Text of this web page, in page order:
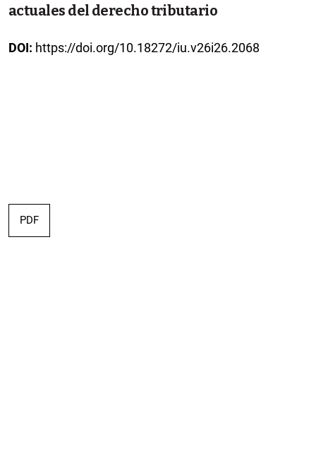
actuales del derecho tributario
DOI: https://doi.org/10.18272/iu.v26i26.2068
PDF